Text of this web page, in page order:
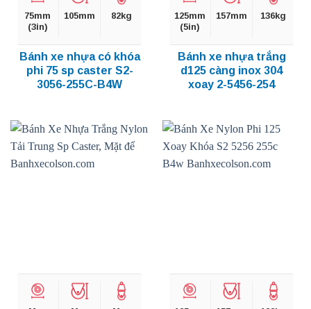
75mm
(3in)
105mm 82kg
Bánh xe nhựa có khóa
phi 75 sp caster S2-
3056-255C-B4W
125mm
(5in)
157mm 136kg
Bánh xe nhựa trắng
d125 càng inox 304
xoay 2-5456-254